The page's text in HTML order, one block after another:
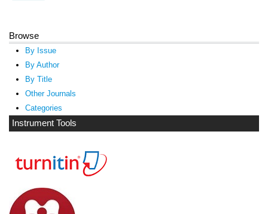
Browse
By Issue
By Author
By Title
Other Journals
Categories
Instrument Tools